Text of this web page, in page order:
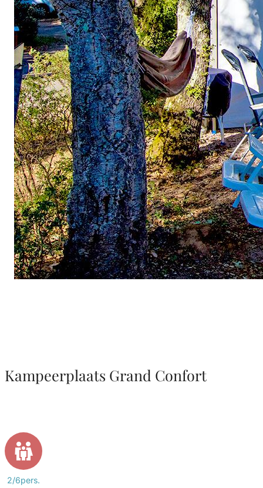
Kampeerplaats Grand Confort
2/6pers.